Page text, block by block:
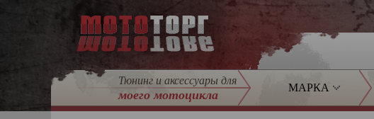
Тюнинг и аксессуары для
моего мотоцикла
МАРКА